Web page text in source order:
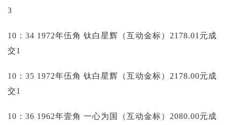
3
10：34 1972年伍角 钛白星辉（互动金标）2178.01元成
交1
10：35 1972年伍角 钛白星辉（互动金标）2178.00元成
交1
10：36 1962年壹角 一心为国（互动金标）2080.00元成